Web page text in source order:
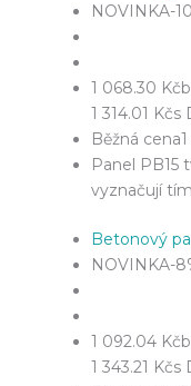
NOVINKA-
1 068.30 Kč
1 314.01 Kčs
Běžná cena
Panel PB15
vyznačují
Betonový
NOVINKA-
1 092.04 Kč
1 343.21 Kčs